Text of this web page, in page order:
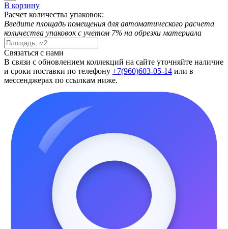
В корзину
Расчет количества упаковок:
Введите площадь помещения для автоматического расчета
количества упаковок с учетом 7% на обрезки материала
Связаться с нами
В связи с обновлением коллекций на сайте уточняйте наличие
и сроки поставки по телефону +7(960)603-05-14 или в
мессенджерах по ссылкам ниже.